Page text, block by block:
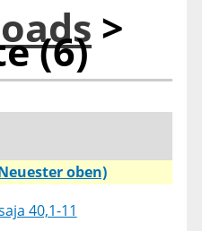
>
(6)
oben)
40,1-11